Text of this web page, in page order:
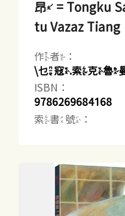
昂 = Tongku
tu Vazaz Tiang
作者：
\乜寇.索克魯
ISBN：
9786269684168
索書號：